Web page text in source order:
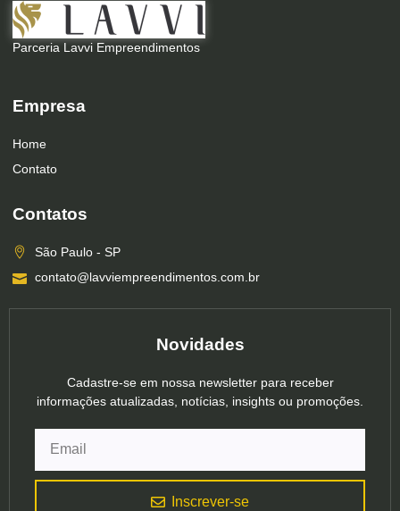
Parceria Lavvi Empreendimentos
Empresa
Home
Contato
Contatos
São Paulo - SP
contato@lavviempreendimentos.com.br
Novidades
Cadastre-se em nossa newsletter para receber
informações atualizadas, notícias, insights ou promoções.
Inscrever-se